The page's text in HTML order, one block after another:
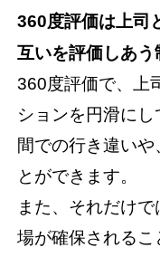
360度評価は上司
互いを評価しあ
360度評価で、上
ションを円滑に
間での行き違いや
とができます。
また、それだけ
場が確保される